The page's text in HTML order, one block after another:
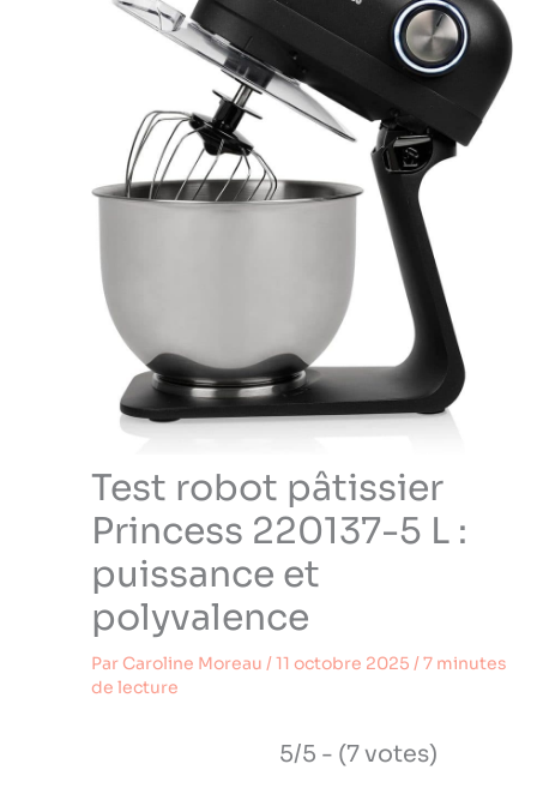
Test robot pâtissier
Princess 220137-5 L :
puissance et
polyvalence
Par Caroline Moreau /11 octobre 2025 /7 minutes
de lecture
5/5 - (7 votes)